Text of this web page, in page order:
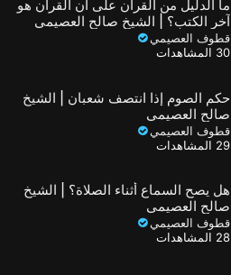
ما الدليل من القرآن على أن القرآن هو
آخر الكتب؟ | الشيخ صالح العصيمي
قطوف العصيمي
30 المشاهدات
حكم الصوم إذا انتصف شعبان | الشيخ
صالح العصيمي
قطوف العصيمي
29 المشاهدات
هل يصح السماع أثناء الصلاة؟ | الشيخ
صالح العصيمي
قطوف العصيمي
28 المشاهدات